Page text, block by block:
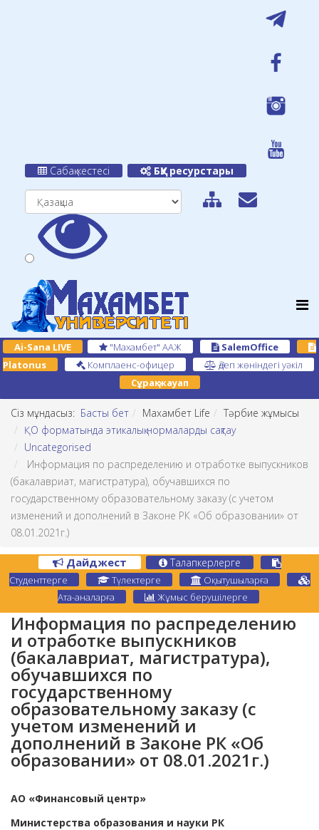
Сабақ кестесі БҚУ ресурстары
Ai-Sana LIVE "Махамбет" ААЖ
SalemOffice
Platonus
Комплаенс-офицер
Әдеп жөніндегі уәкіл
Сұрақ-жауап
Сіз мұндасыз: Басты бет Махамбет Life
Тәрбие жұмысы
ҚО форматында этикалық нормаларды сақтау
Uncategorised
Информация по распределению и отработке выпускников
(бакалавриат, магистратура), обучавшихся по
государственному образовательному заказу (с учетом
изменений и дополнений в Законе РК «Об образовании» от
08.01.2021г.)
Дайджест Талапкерлерге
Студенттерге Түлектерге
Оқытушыларға
Ата-аналарға
Жұмыс берушілерге
Информация по распределению
и отработке выпускников
(бакалавриат, магистратура),
обучавшихся по
государственному
образовательному заказу (с
учетом изменений и
дополнений в Законе РК «Об
образовании» от 08.01.2021г.)
АО «Финансовый центр»
Министерства образования и науки РК